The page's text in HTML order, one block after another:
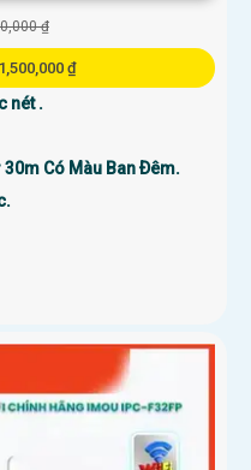
₫
₫
nét .
30m Có Màu Ban Ðêm.